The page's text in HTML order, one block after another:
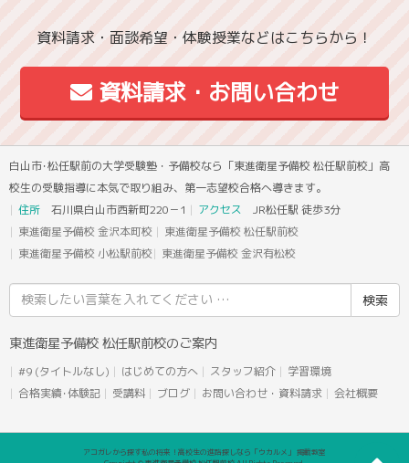
資料請求・面談希望・体験授業などはこちらから！
資料請求・お問い合わせ
白山市･松任駅前の大学受験塾・予備校なら「東進衛星予備校 松任駅前校」高
校生の受験指導に本気で取り組み、第一志望校合格へ導きます。
住所 石川県白山市西新町220－1 アクセス JR松任駅 徒歩3分
東進衛星予備校 金沢本町校
東進衛星予備校 松任駅前校
東進衛星予備校 小松駅前校
東進衛星予備校 金沢有松校
索
結
東進衛星予備校 松任駅前校のご案内
#9 (タイトルなし) はじめての方へ スタッフ紹介
学習環境
合格実績･体験記
受講料 ブログ お問い合わせ・資料請求 会社概要
アコガレから探す私の将来！高校生の進路探しなら「ウカルメ」 掲載教室